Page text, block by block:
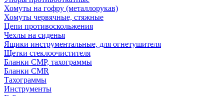
Хомуты на гофру (металлорукав)
Хомуты червячные, стяжные
Цепи противоскольжения
Чехлы на сиденья
Ящики инструментальные, для огнетушителя
Щетки стеклоочистителя
Бланки СМР, тахограммы
Бланки CMR
Тахограммы
Инструменты